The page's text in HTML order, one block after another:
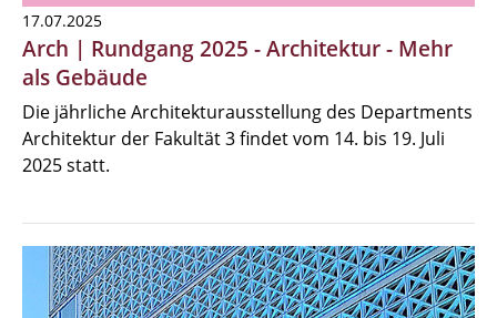
17.07.2025
Arch | Rundgang 2025 - Architektur - Mehr
als Gebäude
Die jährliche Architekturausstellung des Departments
Architektur der Fakultät 3 findet vom 14. bis 19. Juli
2025 statt.